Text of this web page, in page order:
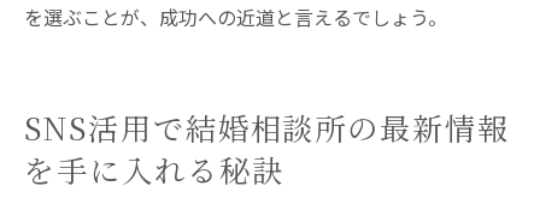
を選ぶことが、成功への近道と言えるでしょう。
SNS活用で結婚相談所の最新情報
を手に入れる秘訣